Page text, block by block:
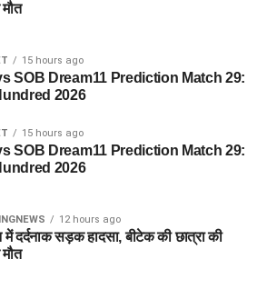
मौत
15 hours ago
SOB Dream11 Prediction Match 29:
2026
15 hours ago
SOB Dream11 Prediction Match 29:
2026
12 hours ago
में दर्दनाक सड़क हादसा, बीटेक की छात्रा की
मौत